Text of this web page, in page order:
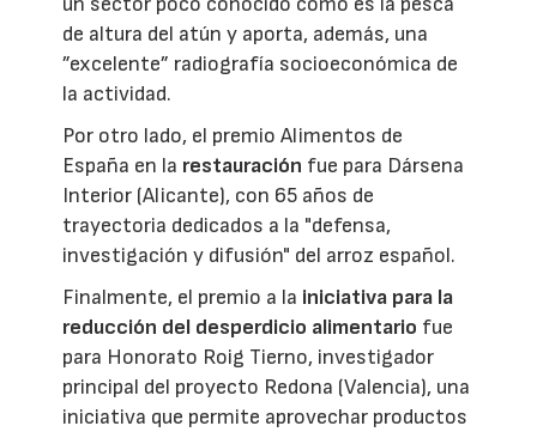
de altura del atún y aporta, además, una
”excelente” radiografía socioeconómica de
la actividad.
Por otro lado, el premio Alimentos de
España en la restauración fue para Dársena
Interior (Alicante), con 65 años de
trayectoria dedicados a la "defensa,
investigación y difusión" del arroz español.
Finalmente, el premio a la iniciativa para la
reducción del desperdicio alimentario fue
para Honorato Roig Tierno, investigador
principal del proyecto Redona (Valencia), una
iniciativa que permite aprovechar productos